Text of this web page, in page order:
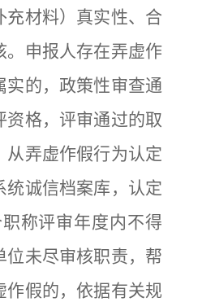
充材料）真实性、合
。申报人存在弄虚作
实的，政策性审查通
资格，评审通过的取
从弄虚作假行为认定
统诚信档案库，认定
称评审年度内不得
位未尽审核职责，帮
作假的，依据有关规